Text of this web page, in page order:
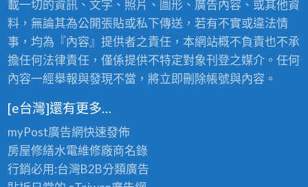
載一切的資訊、文字、照片、圖形、廣告內容、或其他資
料，無論其為公開張貼或私下傳送，若有不實或違法情
事，均為『內容』提供者之責任，本網站概不負責也不承
擔任何法律責任，僅係提供不特定對象刊登之媒介。任何
內容一經舉報與發現不當，將立即刪除帳號與內容。
[e台灣]還有更多…
myPost廣告網快速發佈
房屋修繕水電維修廠商名錄
行銷必用:台灣B2B分類廣告